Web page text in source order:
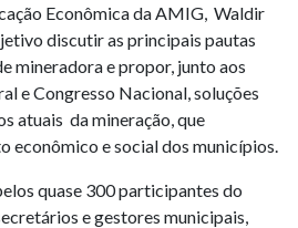
Econômica da AMIG, Waldir
discutir as principais pautas
mineradora e propor, junto aos
e Congresso Nacional, soluções
atuais da mineração, que
econômico e social dos municípios.
quase 300 participantes do
e gestores municipais,